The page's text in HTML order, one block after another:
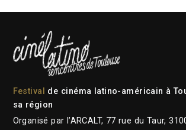
Festival
de cinéma latino-américain à
sa région
Organisé par l’ARCALT, 77 rue du Taur,